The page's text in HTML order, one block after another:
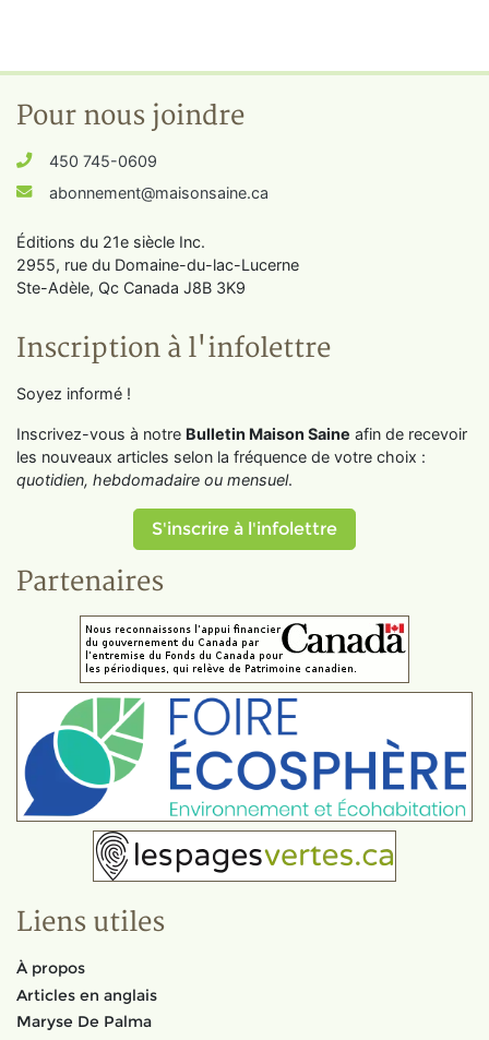
Pour nous joindre
450 745-0609
abonnement@maisonsaine.ca
Éditions du 21e siècle Inc.
2955, rue du Domaine-du-lac-Lucerne
Ste-Adèle, Qc Canada J8B 3K9
Inscription à l'infolettre
Soyez informé !
Inscrivez-vous à notre Bulletin Maison Saine afin de recevoir
les nouveaux articles selon la fréquence de votre choix :
quotidien, hebdomadaire ou mensuel.
S'inscrire à l'infolettre
Partenaires
Liens utiles
À propos
Articles en anglais
Maryse De Palma